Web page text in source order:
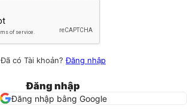
Đã có Tài khoản?Đăng nhập
Đăng nhập
Đăng nhập bằng Google